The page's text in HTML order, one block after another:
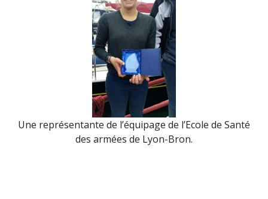
Une représentante de l’équipage de l’Ecole de Santé
des armées de Lyon-Bron.